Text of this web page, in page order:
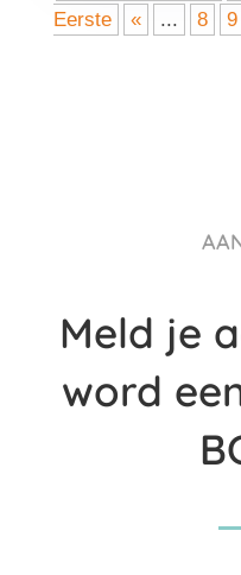
Eerste
« ... 8 9
Meld je
word